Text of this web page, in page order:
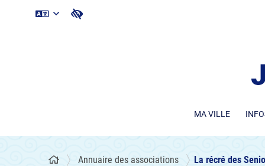
MA VILLE
Annuaire des associations La récré des